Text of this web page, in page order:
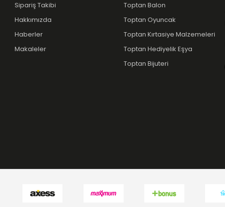
Sipariş Takibi
Hakkımızda
Haberler
Makaleler
Toptan Balon
Toptan Oyuncak
Toptan Kırtasiye Malzemeleri
Toptan Hediyelik Eşya
Toptan Bijuteri